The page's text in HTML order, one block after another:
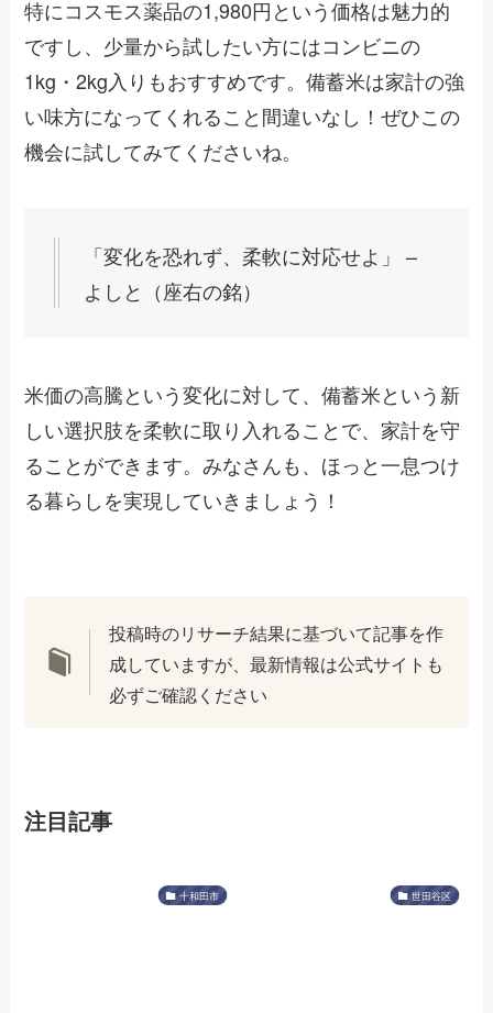
特にコスモス薬品の1,980円という価格は魅力的
ですし、少量から試したい方にはコンビニの
1kg・2kg入りもおすすめです。備蓄米は家計の強
い味方になってくれること間違いなし！ぜひこの
機会に試してみてくださいね。
「変化を恐れず、柔軟に対応せよ」 –
よしと（座右の銘）
米価の高騰という変化に対して、備蓄米という新
しい選択肢を柔軟に取り入れることで、家計を守
ることができます。みなさんも、ほっと一息つけ
る暮らしを実現していきましょう！
投稿時のリサーチ結果に基づいて記事を作
成していますが、最新情報は公式サイトも
必ずご確認ください
注目記事
十和田市 世田谷区